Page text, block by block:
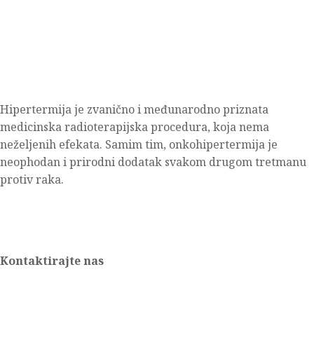
Hipertermija je zvanično i međunarodno priznata
medicinska radioterapijska procedura, koja nema
neželjenih efekata. Samim tim, onkohipertermija je
neophodan i prirodni dodatak svakom drugom tretmanu
protiv raka.
Kontaktirajte nas